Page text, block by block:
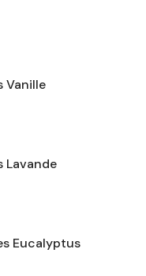
Vanille
Lavande
Eucalyptus